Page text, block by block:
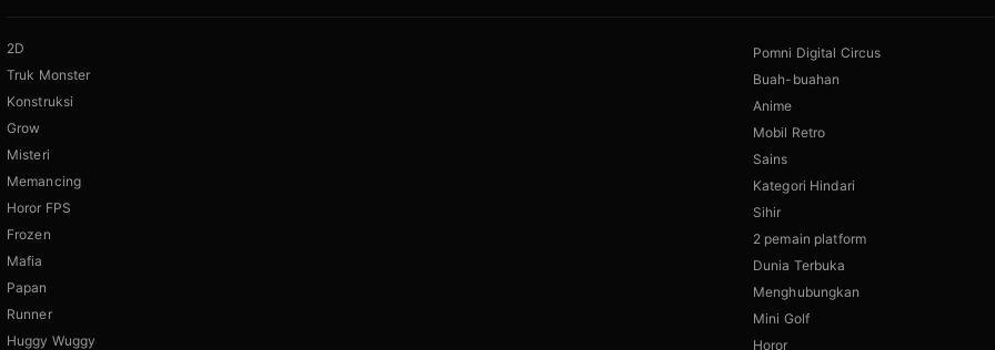
2D
Truk Monster
Konstruksi
Grow
Misteri
Memancing
Horor FPS
Frozen
Mafia
Papan
Runner
Huggy Wuggy
Pomni Digital Circus
Buah-buahan
Anime
Mobil Retro
Sains
Kategori Hindari
Sihir
2 pemain platform
Dunia Terbuka
Menghubungkan
Mini Golf
Horor